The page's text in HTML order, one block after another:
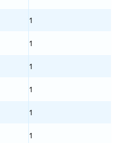
1
1
1
1
1
1